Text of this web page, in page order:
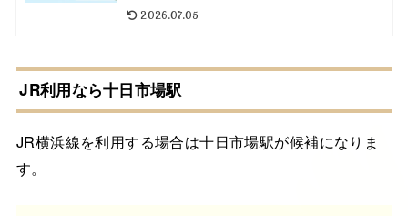
2026.07.05
JR利用なら十日市場駅
JR横浜線を利用する場合は十日市場駅が候補になりま
す。